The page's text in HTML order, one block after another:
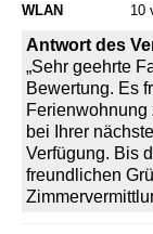
WLAN
10
Antwort des
„Sehr geehrte
Bewertung. Es
Ferienwohnung
bei Ihrer
Verfügung. Bis
freundlichen